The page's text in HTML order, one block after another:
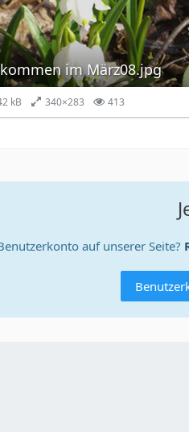
im März08.jpg
kB 340×283 413
auf unserer Seite?